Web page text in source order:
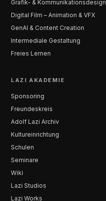
Grafik- & Kommunikationsdesign
Digital Film – Animation & VFX
GenAI & Content Creation
Intermediale Gestaltung
Freies Lernen
LAZI AKADEMIE
Sponsoring
Freundeskreis
Adolf Lazi Archiv
Kultureinrichtung
Schulen
Seminare
Wiki
Lazi Studios
Lazi Works